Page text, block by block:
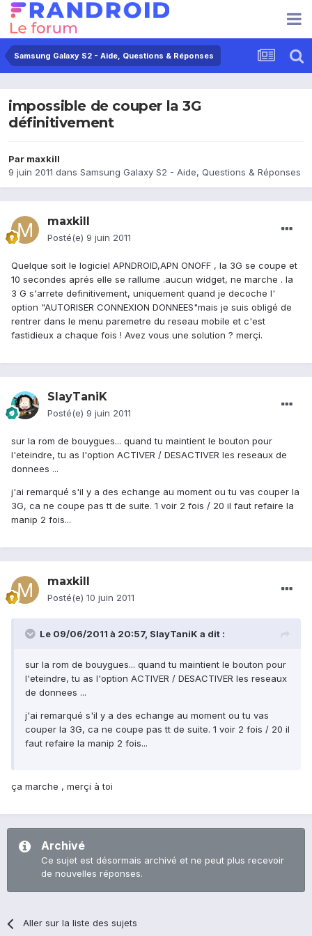
Samsung Galaxy S2 - Aide, Questions & Réponses
impossible de couper la 3G
définitivement
Par maxkill
9 juin 2011 dans Samsung Galaxy S2 - Aide, Questions & Réponses
maxkill
Posté(e) 9 juin 2011
Quelque soit le logiciel APNDROID,APN ONOFF , la 3G se coupe et
10 secondes aprés elle se rallume .aucun widget, ne marche . la
3 G s'arrete definitivement, uniquement quand je decoche l'
option "AUTORISER CONNEXION DONNEES"mais je suis obligé de
rentrer dans le menu paremetre du reseau mobile et c'est
fastidieux a chaque fois ! Avez vous une solution ? merçi.
SlayTaniK
Posté(e) 9 juin 2011
sur la rom de bouygues... quand tu maintient le bouton pour
l'eteindre, tu as l'option ACTIVER / DESACTIVER les reseaux de
donnees ...
j'ai remarqué s'il y a des echange au moment ou tu vas couper la
3G, ca ne coupe pas tt de suite. 1 voir 2 fois / 20 il faut refaire la
manip 2 fois...
maxkill
Posté(e) 10 juin 2011
Le 09/06/2011 à 20:57, SlayTaniK a dit :
sur la rom de bouygues... quand tu maintient le bouton pour
l'eteindre, tu as l'option ACTIVER / DESACTIVER les reseaux
de donnees ...
j'ai remarqué s'il y a des echange au moment ou tu vas
couper la 3G, ca ne coupe pas tt de suite. 1 voir 2 fois / 20 il
faut refaire la manip 2 fois...
ça marche , merçi à toi
Archivé
Ce sujet est désormais archivé et ne peut plus recevoir
de nouvelles réponses.
Aller sur la liste des sujets